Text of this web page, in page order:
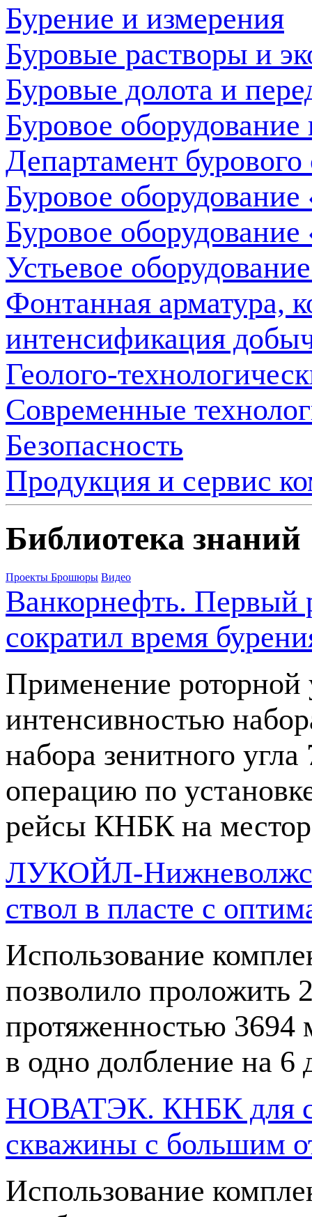
Бурение и измерения
Буровые растворы и
Буровые долота и
Буровое
Департамент
Буровое
Буровое
Устьевое
Фонтанная арматура,
интенсификация
Геолого-
Современные
Безопасность
Продукция и сервис
Библиотека знаний
Проекты Брошюры Видео
Ванкорнефть. Первый
сократил время
Применение роторной
интенсивностью
набора зенитного
операцию по
рейсы КНБК на
ЛУКОЙЛ-
ствол в пласте с
Использование
позволило проложить
протяженностью 3694
в одно долбление на 6
НОВАТЭК. КНБК для
скважины с большим
Использование